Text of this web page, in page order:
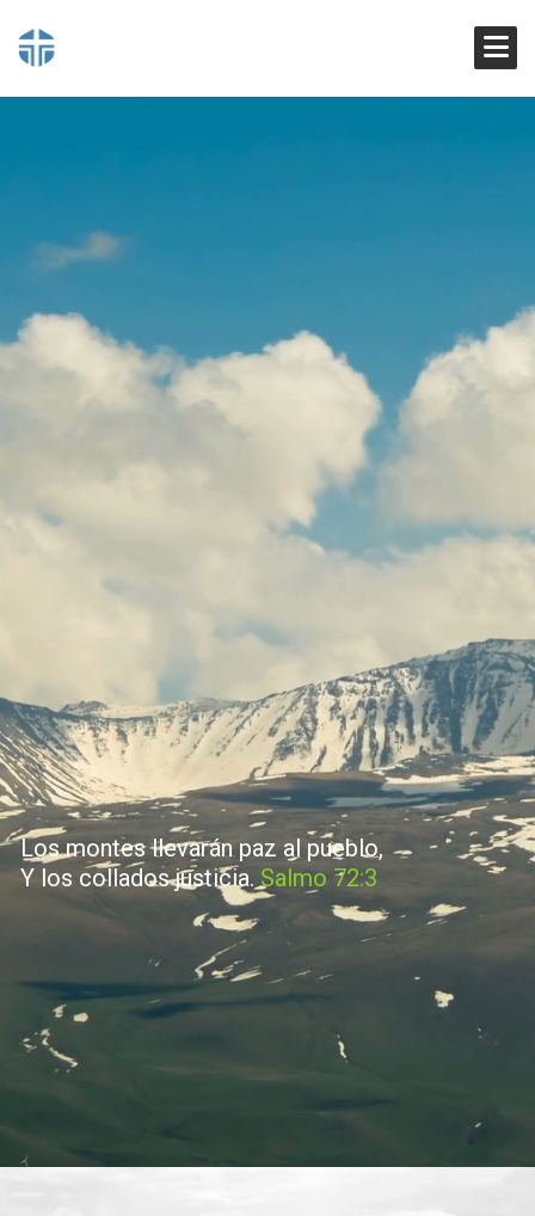
Los montes llevarán paz al pueblo,
Y los collados justicia.Salmo 72:3